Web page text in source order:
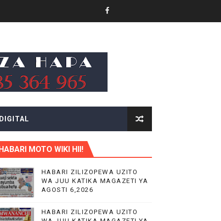
KIKUU CHA NISHATI YA MAFUTA
YA VIPIMO
MOTO WIKI HII!
HABARI ZILIZOPEWA UZITO
WA JUU KATIKA MAGAZETI YA
AGOSTI 6,2026
HABARI ZILIZOPEWA UZITO